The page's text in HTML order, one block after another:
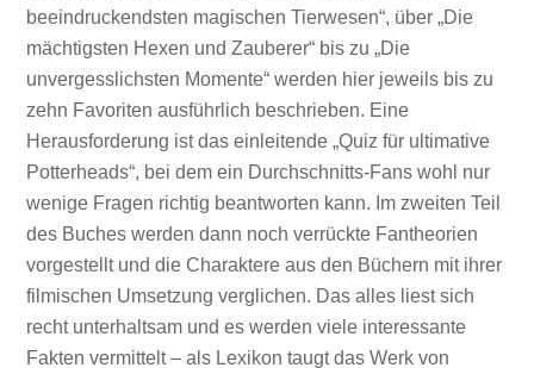
beeindruckendsten magischen Tierwesen“, über „Die
mächtigsten Hexen und Zauberer“ bis zu „Die
unvergesslichsten Momente“ werden hier jeweils bis zu
zehn Favoriten ausführlich beschrieben. Eine
Herausforderung ist das einleitende „Quiz für ultimative
Potterheads“, bei dem ein Durchschnitts-Fans wohl nur
wenige Fragen richtig beantworten kann. Im zweiten Teil
des Buches werden dann noch verrückte Fantheorien
vorgestellt und die Charaktere aus den Büchern mit ihrer
filmischen Umsetzung verglichen. Das alles liest sich
recht unterhaltsam und es werden viele interessante
Fakten vermittelt – als Lexikon taugt das Werk von